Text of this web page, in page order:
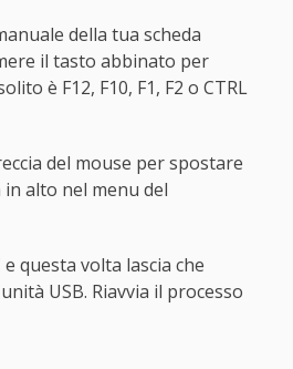
della tua scheda
il tasto abbinato per
è F12, F10, F1, F2 o CTRL
del mouse per spostare
alto nel menu del
questa volta lascia che
USB. Riavvia il processo